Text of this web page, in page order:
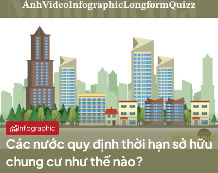
ẢnhVideoInfographicLongformQuizz
Infographic
Các nước quy định thời hạn sở hữu
chung cư như thế nào?